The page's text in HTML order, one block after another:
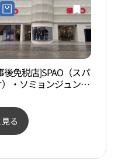
서면점)
後免税店]SPAO（スパ
・ソミョンジュンア
서면중앙점)
る